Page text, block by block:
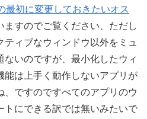
最初に変更しておきたいオス
ますのでご覧ください、ただし
ィブなウィンドウ以外をミュ
ないのですが、最小化したウィ
能は上手く動作しないアプリが
、ですのですべてのアプリのウ
トにできる訳では無いみたいで